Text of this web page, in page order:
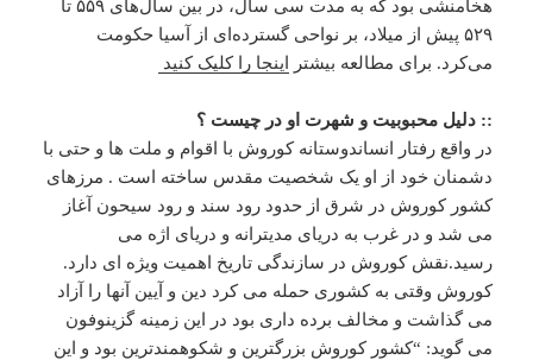
هخامنشی بود که به مدت سی سال، در بین سال‌های ۵۵۹ تا
۵۲۹ پیش از میلاد، بر نواحی گسترده‌ای از آسیا حکومت
می‌کرد. برای مطالعه بیشتر
اینجا را کلیک کنید
:: دلیل محبوبیت و شهرت او در چیست ؟‌
در واقع رفتار انساندوستانه کوروش با اقوام و ملت ها و حتی با
دشمنان خود از او یک شخصیت مقدس ساخته است . مرزهای
کشور کوروش در شرق از حدود رود سند و رود سیحون آغاز
می شد و در غرب به دریای مدیترانه و دریای اژه می
رسید.نقش کوروش در سازندگی تاریخ اهمیت ویژه ای دارد.
کوروش وقتی به کشوری حمله می کرد دین و آیین آنها را آزاد
می گذاشت و مخالف برده داری بود در این زمینه گزینوفون
می گوید: “کشور کوروش بزرگترین و شکوهمندترین بود و این